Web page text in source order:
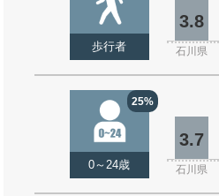
歩行者
3.8
石川県
25%
0～24歳
3.7
石川県